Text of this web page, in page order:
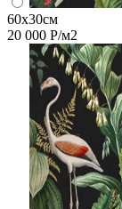
60x30см
20 000 Р/м2